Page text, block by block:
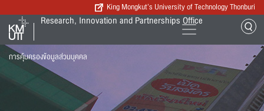
King Mongkut’s University of Technology Thonburi
Research, Innovation and Partnerships Office
การคุ้มครองข้อมูลส่วนบุคคล